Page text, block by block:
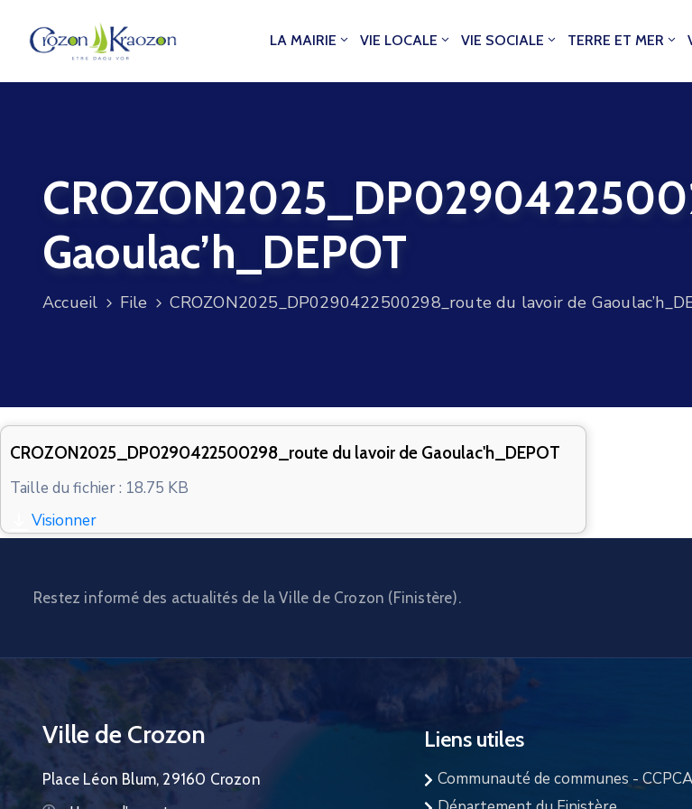
LA MAIRIE VIE LOCALE VIE SOCIALE TERRE ET MER
Gaoulac’h_DEPOT
Accueil File CROZON2025_DP0290422500298_route du lavoir de
CROZON2025_DP0290422500298_route du lavoir de Gaoulac'h_DEPOT
Taille du fichier : 18.75 KB
Visionner
Restez informé des actualités de la Ville de Crozon (Finistère).
Ville de Crozon
Place Léon Blum, 29160 Crozon
Liens utiles
Communauté de communes -